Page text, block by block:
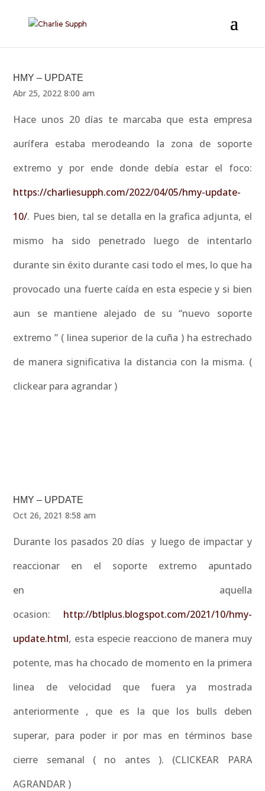
HMY – UPDATE
Abr 25, 2022 8:00 am
Hace unos 20 días te marcaba que esta empresa
aurífera estaba merodeando la zona de soporte
extremo y por ende donde debía estar el foco:
https://charliesupph.com/2022/04/05/hmy-update-
10/. Pues bien, tal se detalla en la grafica adjunta, el
mismo ha sido penetrado luego de intentarlo
durante sin éxito durante casi todo el mes, lo que ha
provocado una fuerte caída en esta especie y si bien
aun se mantiene alejado de su “nuevo soporte
extremo ” ( linea superior de la cuña ) ha estrechado
de manera significativa la distancia con la misma. (
clickear para agrandar )
HMY – UPDATE
Oct 26, 2021 8:58 am
Durante los pasados 20 días y luego de impactar y
reaccionar en el soporte extremo apuntado
en aquella
ocasion: http://btlplus.blogspot.com/2021/10/hmy-
update.html, esta especie reacciono de manera muy
potente, mas ha chocado de momento en la primera
linea de velocidad que fuera ya mostrada
anteriormente , que es la que los bulls deben
superar, para poder ir por mas en términos base
cierre semanal ( no antes ). (CLICKEAR PARA
AGRANDAR )